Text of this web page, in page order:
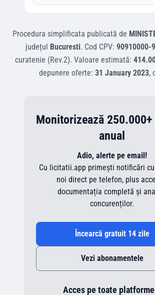
Procedura simplificata publicată de
județul Bucuresti. Cod CPV: 90910000-9
curatenie (Rev.2). Valoare estimată:
depunere oferte: 31 January 2023,
Monitorizează
anual
Adio, alerte pe email!
Cu licitatii.app primești notificări
noi direct pe telefon, plus
documentația completă și
concurenților.
Încearcă gratuit 14 zile
Vezi abonamentele
Acces pe toate